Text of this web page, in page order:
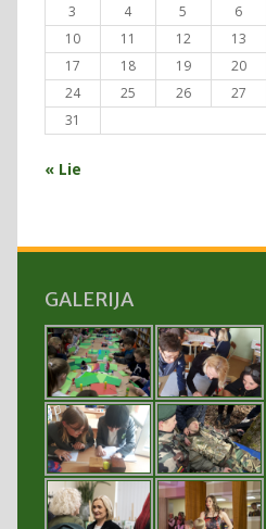
3
4 5 6
10
11 12 13
17
18 19 20
24
25 26 27
31
« Lie
GALERIJA